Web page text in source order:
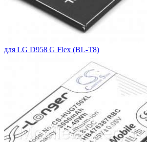
для LG D958 G Flex (BL-T8)